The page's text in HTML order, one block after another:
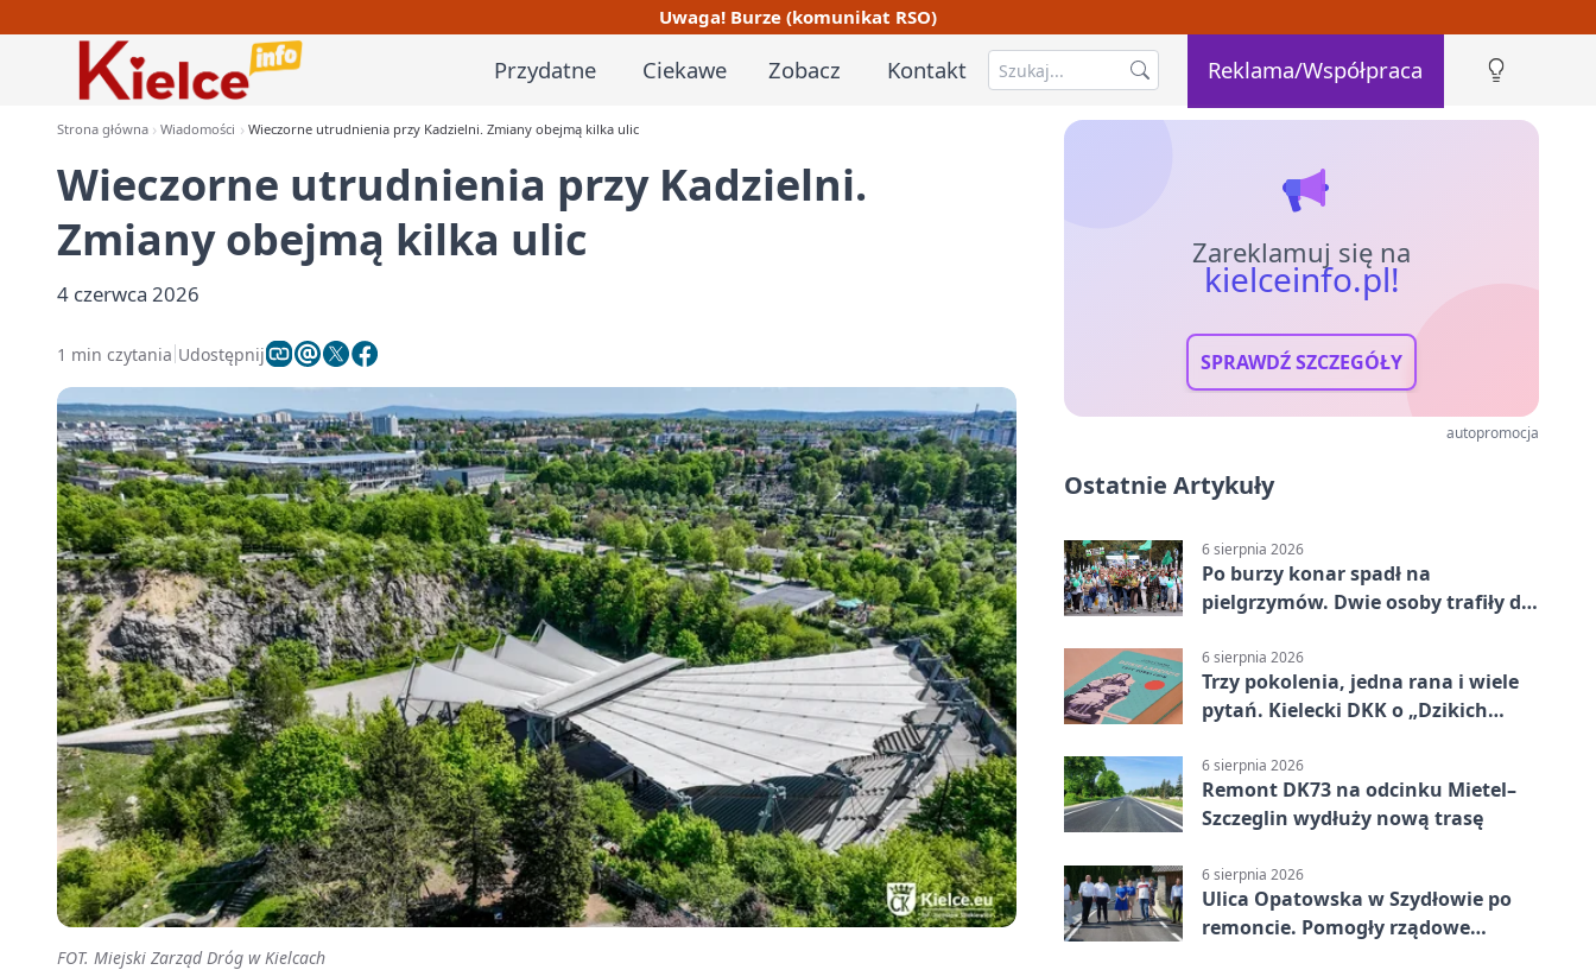
Uwaga! Burze (komunikat RSO)
Przydatne Ciekawe Zobacz Kontakt Reklama/Współpraca
Strona główna Wiadomości Wieczorne utrudnienia przy Kadzielni. Zmiany obejmą kilka ulic
Wieczorne utrudnienia przy Kadzielni.
Zmiany obejmą kilka ulic
4 czerwca 2026
1 min czytania Udostępnij
FOT. Miejski Zarząd Dróg w Kielcach
Zareklamuj się na
kielceinfo.pl!
SPRAWDŹ SZCZEGÓŁY
autopromocja
Ostatnie Artykuły
6 sierpnia 2026
Po burzy konar spadł na
pielgrzymów. Dwie osoby trafiły do
6 sierpnia 2026
Trzy pokolenia, jedna rana i wiele
pytań. Kielecki DKK o „Dzikich
6 sierpnia 2026
Remont DK73 na odcinku Mietel–
Szczeglin wydłuży nową trasę
6 sierpnia 2026
Ulica Opatowska w Szydłowie po
remoncie. Pomogły rządowe